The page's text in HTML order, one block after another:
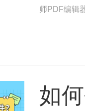
师PDF编辑
如